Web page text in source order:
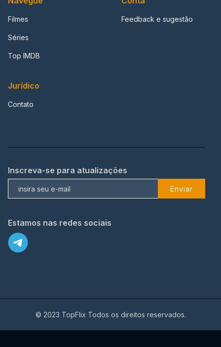
Filmes
Séries
Top IMDB
Feedback e sugestão
Jurídico
Contato
Inscreva-se para atualizações
Enviar
Estamos nas redes sociais
© 2023 TopFlix Todos os direitos reservados.